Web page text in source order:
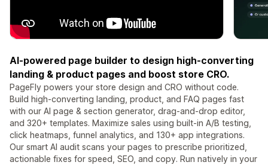
AI-powered page builder to design high-converting
landing & product pages and boost store CRO.
PageFly powers your store design and CRO without code.
Build high-converting landing, product, and FAQ pages fast
with our AI page & section generator, drag-and-drop editor,
and 320+ templates. Maximize sales using built-in A/B testing,
click heatmaps, funnel analytics, and 130+ app integrations.
Our smart AI audit scans your pages to prescribe prioritized,
actionable fixes for speed, SEO, and copy. Run natively in your